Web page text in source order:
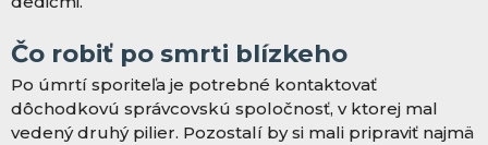
Čo robiť po smrti blízkeho
Po úmrtí sporiteľa je potrebné kontaktovať
dôchodkovú správcovskú spoločnosť, v ktorej mal
vedený druhý pilier. Pozostalí by si mali pripraviť najmä